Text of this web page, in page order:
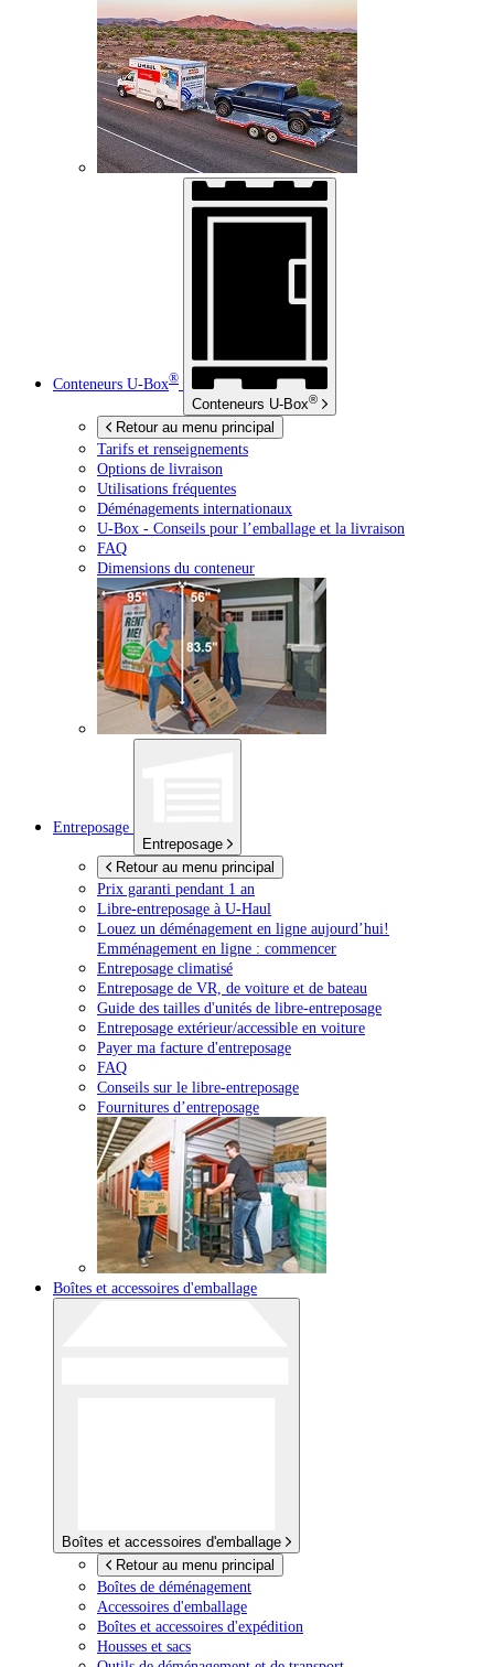
Conteneurs U-Box®
Conteneurs U-Box®
Retour au menu principal
Tarifs et renseignements
Options de livraison
Utilisations fréquentes
Déménagements internationaux
U-Box - Conseils pour l’emballage et la livraison
FAQ
Dimensions du conteneur
Entreposage
Entreposage
Retour au menu principal
Prix garanti pendant 1 an
Libre-entreposage à U-Haul
Louez un déménagement en ligne aujourd’hui!
Emménagement en ligne : commencer
Entreposage climatisé
Entreposage de VR, de voiture et de bateau
Guide des tailles d'unités de libre-entreposage
Entreposage extérieur/accessible en voiture
Payer ma facture d'entreposage
FAQ
Conseils sur le libre-entreposage
Fournitures d’entreposage
Boîtes et accessoires d'emballage
Boîtes et accessoires d'emballage
Retour au menu principal
Boîtes de déménagement
Accessoires d'emballage
Boîtes et accessoires d'expédition
Housses et sacs